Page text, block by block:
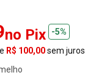
no Pix
-5%
R$ 100,00sem juros